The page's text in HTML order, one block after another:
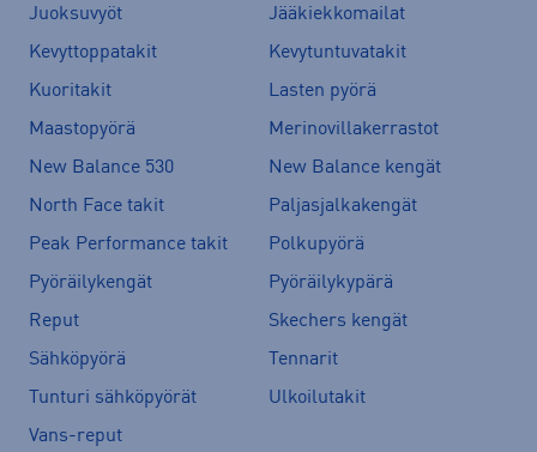
Juoksuvyöt
Jääkiekkomailat
Kevyttoppatakit
Kevytuntuvatakit
Kuoritakit
Lasten pyörä
Maastopyörä
Merinovillakerrastot
New Balance 530
New Balance kengät
North Face takit
Paljasjalkakengät
Peak Performance takit
Polkupyörä
Pyöräilykengät
Pyöräilykypärä
Reput
Skechers kengät
Sähköpyörä
Tennarit
Tunturi sähköpyörät
Ulkoilutakit
Vans-reput